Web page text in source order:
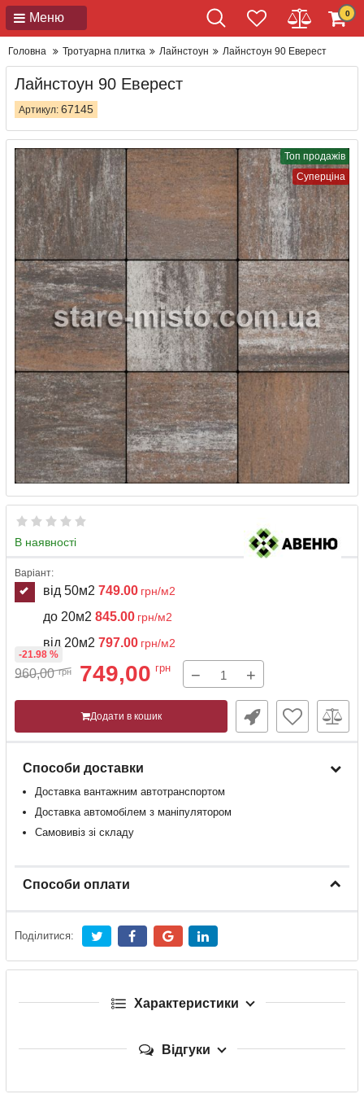
Меню 0
Головна Тротуарна плитка Лайнстоун Лайнстоун 90 Еверест
Лайнстоун 90 Еверест
Артикул: 67145
Топ продажів
Суперціна
В наявності
Варіант:
від 50м2 749.00 грн/м2
до 20м2 845.00 грн/м2
від 20м2 797.00 грн/м2
960,00 грн 749,00 грн
-21.98 %
− +
Додати в кошик
Способи доставки
Доставка вантажним автотранспортом
Доставка автомобілем з маніпулятором
Самовивіз зі складу
Способи оплати
Поділитися:
Характеристики
Відгуки